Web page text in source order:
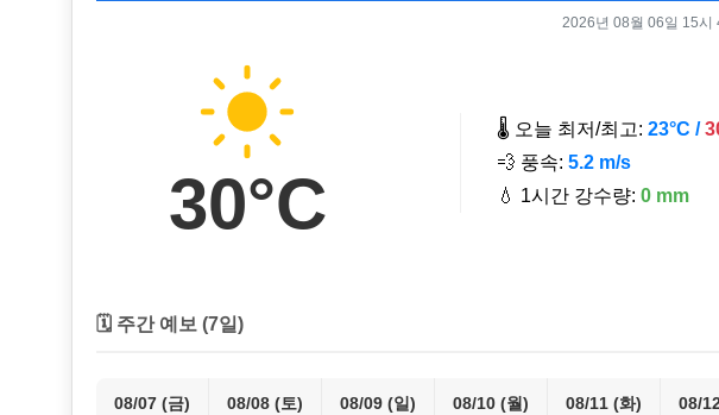
2026년 08월 06일 15시
30°C
🌡️ 오늘 최저/최고: 23°C /
💨 풍속: 5.2 m/s
💧 1시간 강수량: 0 mm
🗓️ 주간 예보 (7일)
08/07 (금) 08/08 (토) 08/09 (일) 08/10 (월) 08/11 (화) 08/